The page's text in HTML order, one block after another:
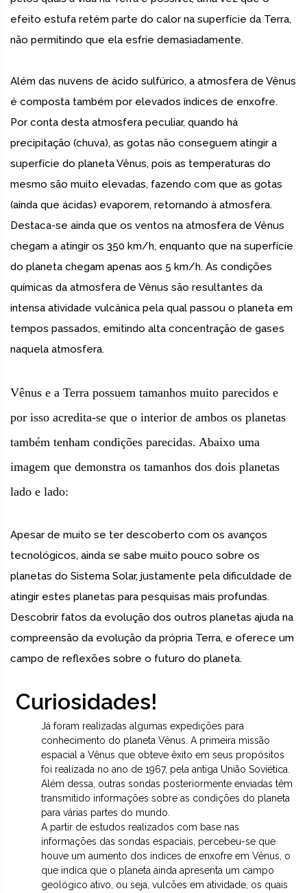
efeito estufa retém parte do calor na superfície da Terra,
não permitindo que ela esfrie demasiadamente.
Além das nuvens de ácido sulfúrico, a atmosfera de Vênus
é composta também por elevados índices de enxofre.
Por conta desta atmosfera peculiar, quando há
precipitação (chuva), as gotas não conseguem atingir a
superfície do planeta Vênus, pois as temperaturas do
mesmo são muito elevadas, fazendo com que as gotas
(ainda que ácidas) evaporem, retornando à atmosfera.
Destaca-se ainda que os ventos na atmosfera de Vênus
chegam a atingir os 350 km/h, enquanto que na superfície
do planeta chegam apenas aos 5 km/h. As condições
químicas da atmosfera de Vênus são resultantes da
intensa atividade vulcânica pela qual passou o planeta em
tempos passados, emitindo alta concentração de gases
naquela atmosfera.
Vênus e a Terra possuem tamanhos muito parecidos e
por isso acredita-se que o interior de ambos os planetas
também tenham condições parecidas. Abaixo uma
imagem que demonstra os tamanhos dos dois planetas
lado e lado:
Apesar de muito se ter descoberto com os avanços
tecnológicos, ainda se sabe muito pouco sobre os
planetas do Sistema Solar, justamente pela dificuldade de
atingir estes planetas para pesquisas mais profundas.
Descobrir fatos da evolução dos outros planetas ajuda na
compreensão da evolução da própria Terra, e oferece um
campo de reflexões sobre o futuro do planeta.
Curiosidades!
Já foram realizadas algumas expedições para
conhecimento do planeta Vênus. A primeira missão
espacial a Vênus que obteve êxito em seus propósitos
foi realizada no ano de 1967, pela antiga União Soviética.
Além dessa, outras sondas posteriormente enviadas têm
transmitido informações sobre as condições do planeta
para várias partes do mundo.
A partir de estudos realizados com base nas
informações das sondas espaciais, percebeu-se que
houve um aumento dos índices de enxofre em Vênus, o
que indica que o planeta ainda apresenta um campo
geológico ativo, ou seja, vulcões em atividade, os quais